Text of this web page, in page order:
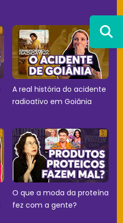
A real história do acidente
radioativo em Goiânia
O que a moda da proteína
fez com a gente?